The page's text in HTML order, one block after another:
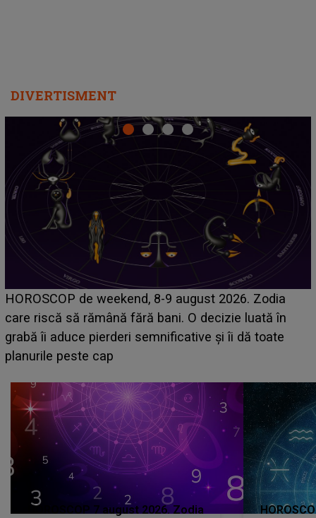
DIVERTISMENT
Emanuel a ținut ACEST DETALIU ASCUNS până
acum! În fața Alexandrei, concurentul din Casa Iubirii
face o MĂRTURISIRE NEAȘTEPTATĂ despre mama
sa: "I-am spus și ei în față, eu nu te iubesc pentru
HOROSCOP 7 august 2026. Zodia